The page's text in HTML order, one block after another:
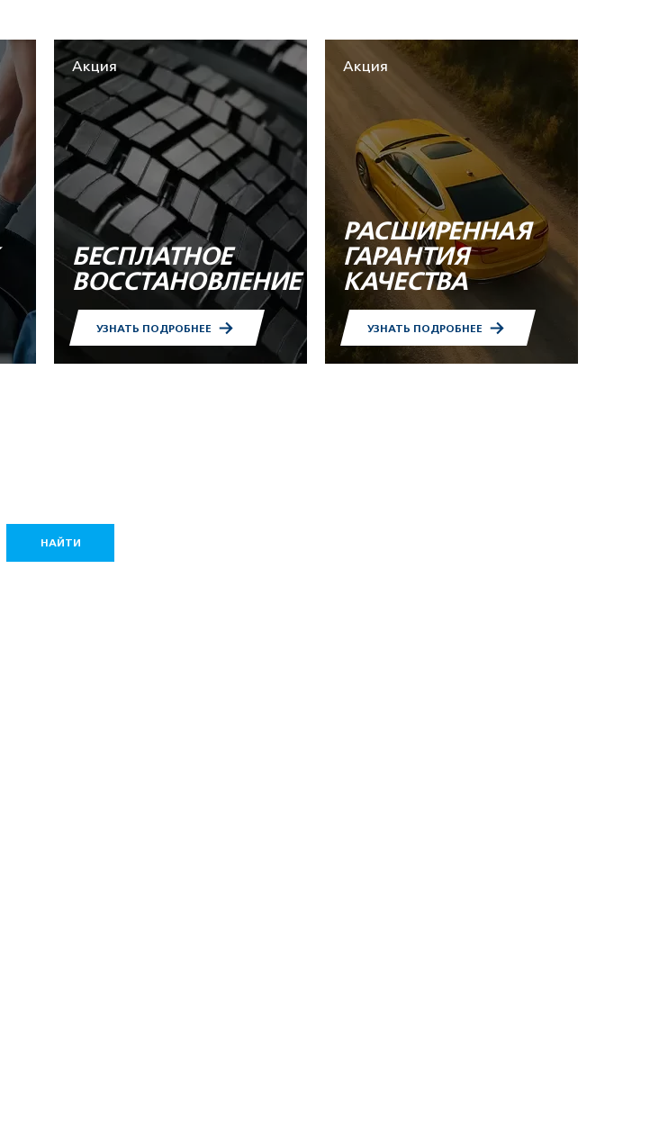
Акция
БЕСПЛАТНОЕ
ВОССТАНОВЛЕНИЕ
УЗНАТЬ ПОДРОБНЕЕ
Акция
РАСШИРЕННАЯ
ГАРАНТИЯ
КАЧЕСТВА
УЗНАТЬ ПОДРОБНЕЕ
НАЙТИ